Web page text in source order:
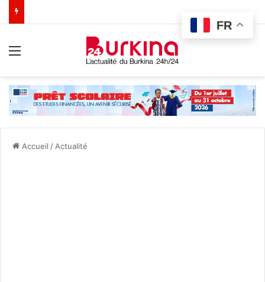
Accueil / Actualité
FR